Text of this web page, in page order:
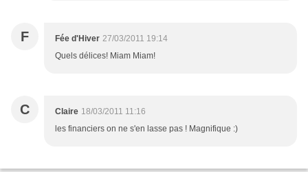
F Fée d'Hiver 27/03/2011 19:14
Quels délices! Miam Miam!
C Claire 18/03/2011 11:16
les financiers on ne s'en lasse pas ! Magnifique :)